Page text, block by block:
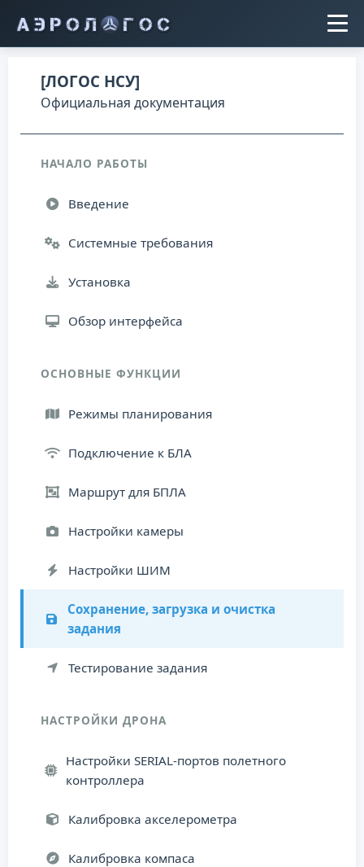
[ЛОГОС НСУ]
Официальная документация
НАЧАЛО РАБОТЫ
Введение
Системные требования
Установка
Обзор интерфейса
ОСНОВНЫЕ ФУНКЦИИ
Режимы планирования
Подключение к БЛА
Маршрут для БПЛА
Настройки камеры
Настройки ШИМ
Сохранение, загрузка и очистка
задания
Тестирование задания
НАСТРОЙКИ ДРОНА
Настройки SERIAL-портов полетного
контроллера
Калибровка акселерометра
Калибровка компаса